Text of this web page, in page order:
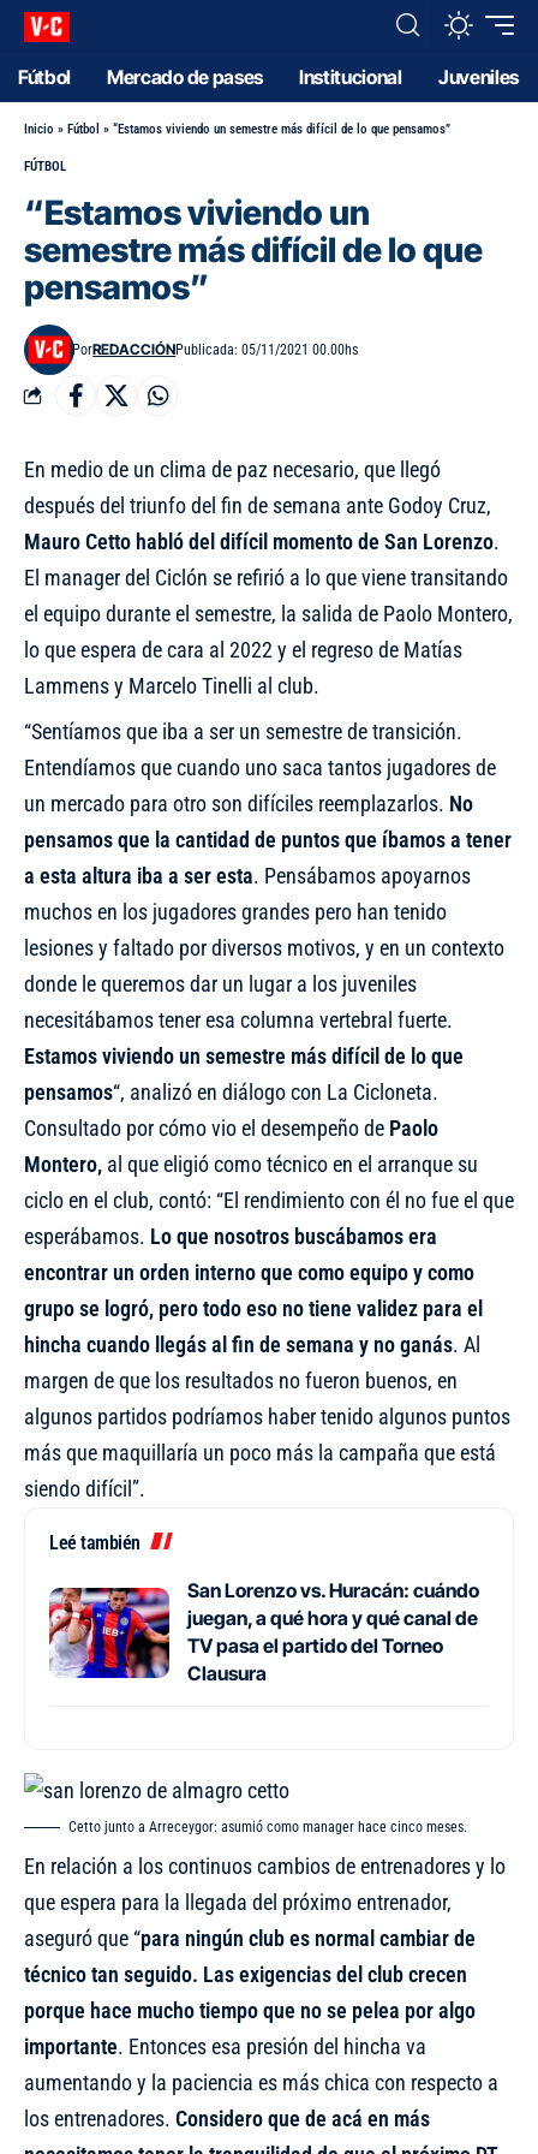
Fútbol Mercado de pases Institucional Juveniles
Inicio » Fútbol » “Estamos viviendo un semestre más difícil de lo que pensamos”
FÚTBOL
“Estamos viviendo un
semestre más difícil de lo que
pensamos”
PorREDACCIÓNPublicada: 05/11/2021 00.00hs
En medio de un clima de paz necesario, que llegó
después del triunfo del fin de semana ante Godoy Cruz,
Mauro Cetto habló del difícil momento de San Lorenzo.
El manager del Ciclón se refirió a lo que viene transitando
el equipo durante el semestre, la salida de Paolo Montero,
lo que espera de cara al 2022 y el regreso de Matías
Lammens y Marcelo Tinelli al club.
“Sentíamos que iba a ser un semestre de transición.
Entendíamos que cuando uno saca tantos jugadores de
un mercado para otro son difíciles reemplazarlos. No
pensamos que la cantidad de puntos que íbamos a tener
a esta altura iba a ser esta. Pensábamos apoyarnos
muchos en los jugadores grandes pero han tenido
lesiones y faltado por diversos motivos, y en un contexto
donde le queremos dar un lugar a los juveniles
necesitábamos tener esa columna vertebral fuerte.
Estamos viviendo un semestre más difícil de lo que
pensamos“, analizó en diálogo con La Cicloneta.
Consultado por cómo vio el desempeño de Paolo
Montero, al que eligió como técnico en el arranque su
ciclo en el club, contó: “El rendimiento con él no fue el que
esperábamos. Lo que nosotros buscábamos era
encontrar un orden interno que como equipo y como
grupo se logró, pero todo eso no tiene validez para el
hincha cuando llegás al fin de semana y no ganás. Al
margen de que los resultados no fueron buenos, en
algunos partidos podríamos haber tenido algunos puntos
más que maquillaría un poco más la campaña que está
siendo difícil”.
Leé también
San Lorenzo vs. Huracán: cuándo
juegan, a qué hora y qué canal de
TV pasa el partido del Torneo
Clausura
Cetto junto a Arreceygor: asumió como manager hace cinco meses.
En relación a los continuos cambios de entrenadores y lo
que espera para la llegada del próximo entrenador,
aseguró que “para ningún club es normal cambiar de
técnico tan seguido. Las exigencias del club crecen
porque hace mucho tiempo que no se pelea por algo
importante. Entonces esa presión del hincha va
aumentando y la paciencia es más chica con respecto a
los entrenadores. Considero que de acá en más